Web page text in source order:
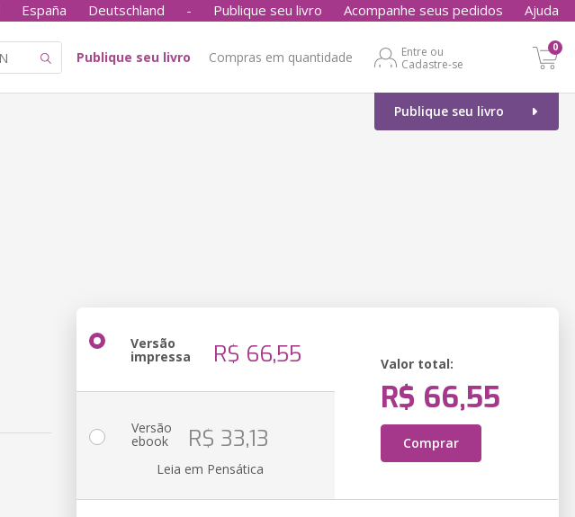
España Deutschland - Publique seu livro Acompanhe seus pedidos Ajuda
Publique seu livro Compras em quantidade
Entre ou
Cadastre-se
0
Publique seu livro
Versão
impressa R$ 66,55 Valor total:
R$ 66,55
Comprar
Versão
ebook R$ 33,13
Leia em Pensática